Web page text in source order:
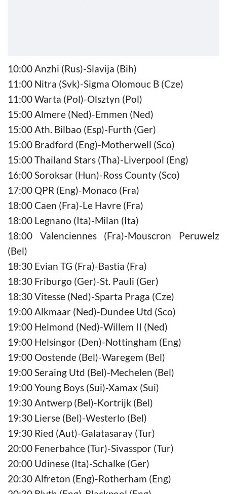
10:00 Anzhi (Rus)-Slavija (Bih)
11:00 Nitra (Svk)-Sigma Olomouc B (Cze)
11:00 Warta (Pol)-Olsztyn (Pol)
15:00 Almere (Ned)-Emmen (Ned)
15:00 Ath. Bilbao (Esp)-Furth (Ger)
15:00 Bradford (Eng)-Motherwell (Sco)
15:00 Thailand Stars (Tha)-Liverpool (Eng)
16:00 Soroksar (Hun)-Ross County (Sco)
17:00 QPR (Eng)-Monaco (Fra)
18:00 Caen (Fra)-Le Havre (Fra)
18:00 Legnano (Ita)-Milan (Ita)
18:00 Valenciennes (Fra)-Mouscron Peruwelz
(Bel)
18:30 Evian TG (Fra)-Bastia (Fra)
18:30 Friburgo (Ger)-St. Pauli (Ger)
18:30 Vitesse (Ned)-Sparta Praga (Cze)
19:00 Alkmaar (Ned)-Dundee Utd (Sco)
19:00 Helmond (Ned)-Willem II (Ned)
19:00 Helsingor (Den)-Nottingham (Eng)
19:00 Oostende (Bel)-Waregem (Bel)
19:00 Seraing Utd (Bel)-Mechelen (Bel)
19:00 Young Boys (Sui)-Xamax (Sui)
19:30 Antwerp (Bel)-Kortrijk (Bel)
19:30 Lierse (Bel)-Westerlo (Bel)
19:30 Ried (Aut)-Galatasaray (Tur)
20:00 Fenerbahce (Tur)-Sivasspor (Tur)
20:00 Udinese (Ita)-Schalke (Ger)
20:30 Alfreton (Eng)-Rotherham (Eng)